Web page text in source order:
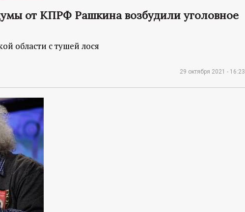
от КПРФ Рашкина возбудили уголовное
области с тушей лося
29 октября 2021 - 16:23